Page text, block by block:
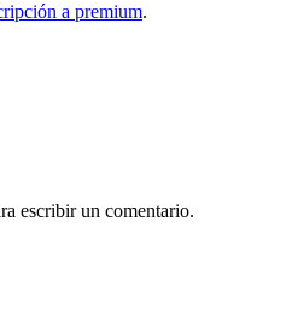
a premium.
escribir un comentario.